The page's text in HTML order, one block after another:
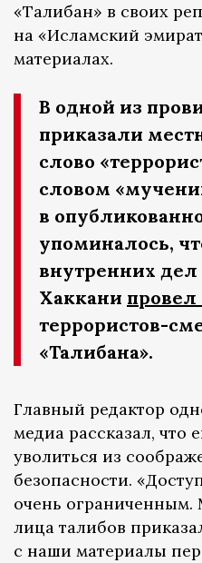
«Талибан» в своих
на «Исламский
материалах.
В одной из
приказали
слово
словом
в
упоминалось,
внутренних
Хаккани провел
террористов-
«Талибана».
Главный редактор
медиа рассказал, что
уволиться из
безопасности.
очень
лица талибов
с наши материалы